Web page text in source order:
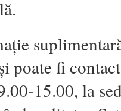
poate fi
15.00, la